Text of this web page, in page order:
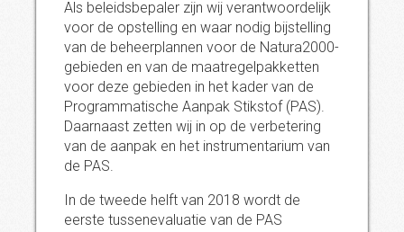
Als beleidsbepaler zijn wij verantwoordelijk
voor de opstelling en waar nodig bijstelling
van de beheerplannen voor de Natura2000-
gebieden en van de maatregelpakketten
voor deze gebieden in het kader van de
Programmatische Aanpak Stikstof (PAS).
Daarnaast zetten wij in op de verbetering
van de aanpak en het instrumentarium van
de PAS.
In de tweede helft van 2018 wordt de
eerste tussenevaluatie van de PAS